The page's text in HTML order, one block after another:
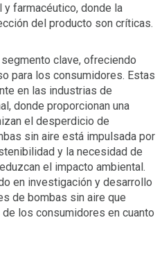
farmacéutico, donde la
del producto son críticas.
clave, ofreciendo
para los consumidores. Estas
en las industrias de
donde proporcionan una
el desperdicio de
sin aire está impulsada por
y la necesidad de
el impacto ambiental.
en investigación y desarrollo
de bombas sin aire que
los consumidores en cuanto